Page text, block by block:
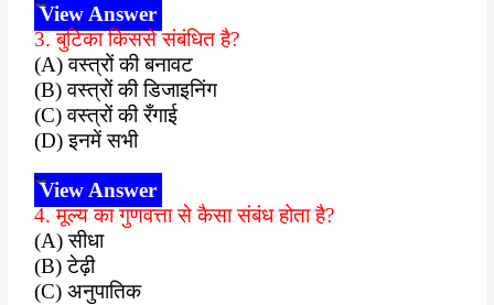
View Answer
3. बुटिका किससे संबंधित है?
(A) वस्त्रों की बनावट
(B) वस्त्रों की डिजाइनिंग
(C) वस्त्रों की रँगाई
(D) इनमें सभी
View Answer
4. मूल्य का गुणवत्ता से कैसा संबंध होता है?
(A) सीधा
(B) टेढ़ी
(C) अनुपातिक